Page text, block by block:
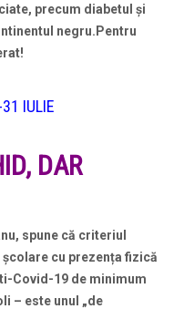
precum diabetul și
negru.Pentru
IULIE
DAR
spune că criteriul
cu prezența fizică
Covid-19 de minimum
– este unul „de